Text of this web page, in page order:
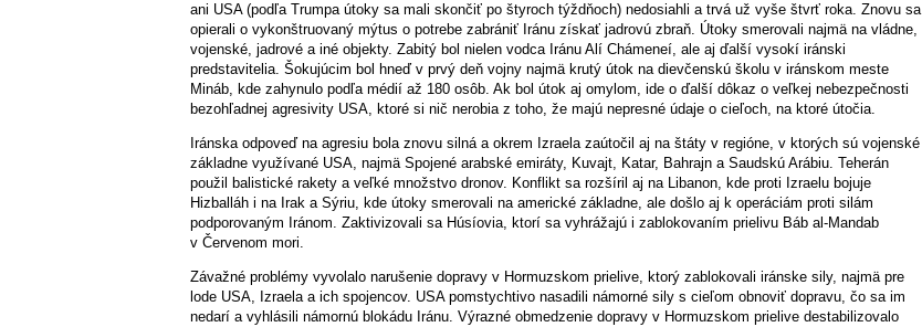
ani USA (podľa Trumpa útoky sa mali skončiť po štyroch týždňoch) nedosiahli a trvá už vyše štvrť roka. Znovu sa
opierali o vykonštruovaný mýtus o potrebe zabrániť Iránu získať jadrovú zbraň. Útoky smerovali najmä na vládne,
vojenské, jadrové a iné objekty. Zabitý bol nielen vodca Iránu Alí Chámeneí, ale aj ďalší vysokí iránski
predstavitelia. Šokujúcim bol hneď v prvý deň vojny najmä krutý útok na dievčenskú školu v iránskom meste
Mináb, kde zahynulo podľa médií až 180 osôb. Ak bol útok aj omylom, ide o ďalší dôkaz o veľkej nebezpečnosti
bezohľadnej agresivity USA, ktoré si nič nerobia z toho, že majú nepresné údaje o cieľoch, na ktoré útočia.
Iránska odpoveď na agresiu bola znovu silná a okrem Izraela zaútočil aj na štáty v regióne, v ktorých sú vojenské
základne využívané USA, najmä Spojené arabské emiráty, Kuvajt, Katar, Bahrajn a Saudskú Arábiu. Teherán
použil balistické rakety a veľké množstvo dronov. Konflikt sa rozšíril aj na Libanon, kde proti Izraelu bojuje
Hizballáh i na Irak a Sýriu, kde útoky smerovali na americké základne, ale došlo aj k operáciám proti silám
podporovaným Iránom. Zaktivizovali sa Húsíovia, ktorí sa vyhrážajú i zablokovaním prielivu Báb al-Mandab
v Červenom mori.
Závažné problémy vyvolalo narušenie dopravy v Hormuzskom prielive, ktorý zablokovali iránske sily, najmä pre
lode USA, Izraela a ich spojencov. USA pomstychtivo nasadili námorné sily s cieľom obnoviť dopravu, čo sa im
nedarí a vyhlásili námornú blokádu Iránu. Výrazné obmedzenie dopravy v Hormuzskom prielive destabilizovalo